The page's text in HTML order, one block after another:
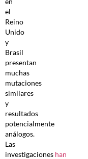
el
Reino
Unido
y
Brasil
presentan
muchas
mutaciones
similares
y
resultados
potencialmente
análogos.
Las
investigaciones han